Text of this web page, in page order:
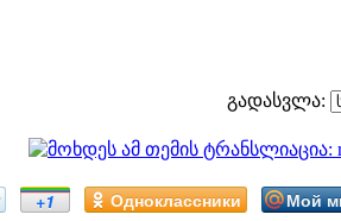
გადასვლა:
+1 Одноклассники Мой